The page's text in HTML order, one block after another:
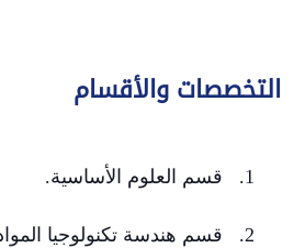
التخصصات والأقسام
1. قسم العلوم الأساسية.
2. قسم هندسة تكنولوجيا المواد والبناء.